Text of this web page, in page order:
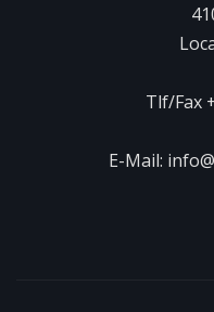
Tlf/Fax
E-Mail: